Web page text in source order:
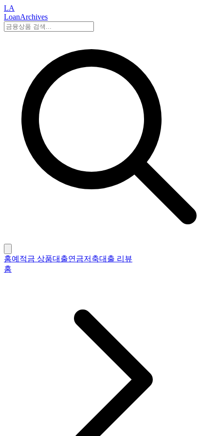
LA
LoanArchives
홈예적금 상품대출연금저축대출 리뷰
홈